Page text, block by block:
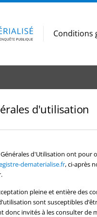
Conditions
d'utilisation
d'Utilisation ont pour
dematerialise.fr, ci-après
pleine et entière des
sont susceptibles
donc invités à les consulter de